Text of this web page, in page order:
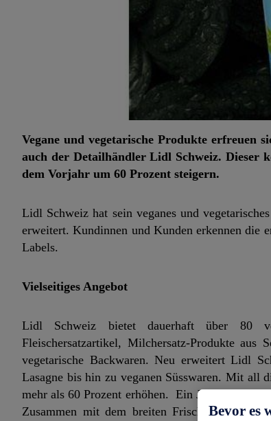
Vegane und vegetarische Produkte erfreuen
auch der Detailhändler Lidl Schweiz. Dieser
dem Vorjahr um 60 Prozent steigern.
Lidl Schweiz hat sein veganes und
erweitert. Kundinnen und Kunden erkennen die
Labels.
Vielseitiges Angebot
Lidl Schweiz bietet dauerhaft über 80
Fleischersatzartikel, Milchersatz-Produkte
vegetarische Backwaren. Neu erweitert Lidl
Lasagne bis hin zu veganen Süsswaren. Mit all
mehr als 60 Prozent erhöhen. Ein Jahr davor
Zusammen mit dem breiten Frische-Angebot
Bevor es